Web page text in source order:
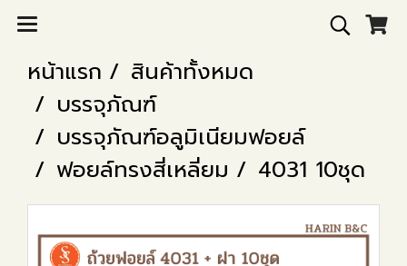
หน้าแรก
สินค้าทั้งหมด
บรรจุภัณฑ์
บรรจุภัณฑ์อลูมิเนียมฟอยล์
ฟอยล์ทรงสี่เหลี่ยม
4031 10ชุด